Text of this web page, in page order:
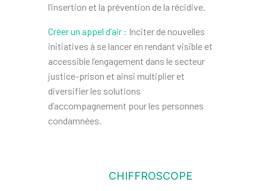
l’insertion et la prévention de la récidive.
Créer un appel d’air : Inciter de nouvelles
initiatives à se lancer en rendant visible et
accessible l’engagement dans le secteur
justice-prison et ainsi multiplier et
diversifier les solutions
d’accompagnement pour les personnes
condamnées.
CHIFFROSCOPE